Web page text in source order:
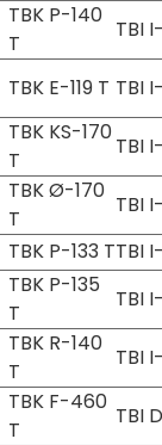
TBK P-140
T
TBI
TBK E-119 T TBI
TBK KS-170
T
TBI
TBK Ø-170
T
TBI
TBK P-133 TTBI
TBK P-135
T
TBI
TBK R-140
T
TBI
TBK F-460
T
TBI